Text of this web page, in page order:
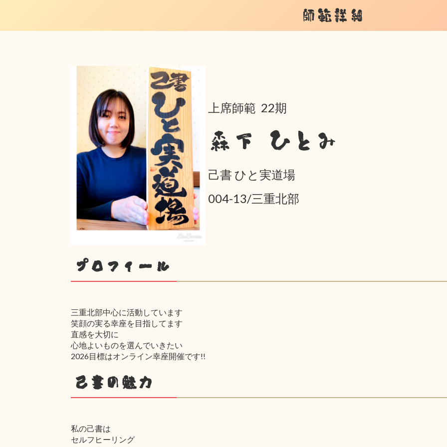
師範詳細
上席師範 22期
森下 ひとみ
己書 ひと実道場
004-13/三重北部
プロフィール
三重北部中心に活動しています
笑顔の実る幸座を目指してます
直感を大切に
心地よいものを選んでいきたい
2026目標はオンライン幸座開催です!!
己書の魅力
私の己書は
セルフヒーリング